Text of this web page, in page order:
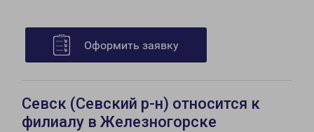
Оформить заявку
Севск (Севский р-н) относится к
филиалу в Железногорске